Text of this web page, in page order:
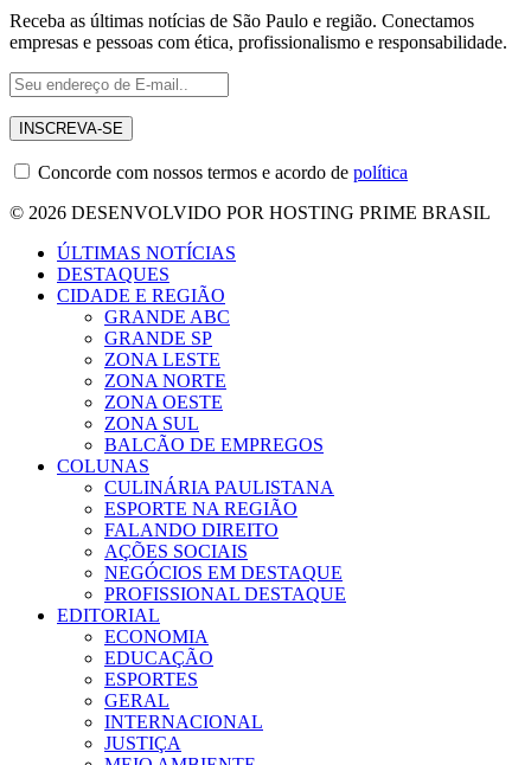
Receba as últimas notícias de São Paulo e região. Conectamos
empresas e pessoas com ética, profissionalismo e responsabilidade.
Concorde com nossos termos e acordo de política
© 2026 DESENVOLVIDO POR HOSTING PRIME BRASIL
ÚLTIMAS NOTÍCIAS
DESTAQUES
CIDADE E REGIÃO
GRANDE ABC
GRANDE SP
ZONA LESTE
ZONA NORTE
ZONA OESTE
ZONA SUL
BALCÃO DE EMPREGOS
COLUNAS
CULINÁRIA PAULISTANA
ESPORTE NA REGIÃO
FALANDO DIREITO
AÇÕES SOCIAIS
NEGÓCIOS EM DESTAQUE
PROFISSIONAL DESTAQUE
EDITORIAL
ECONOMIA
EDUCAÇÃO
ESPORTES
GERAL
INTERNACIONAL
JUSTIÇA